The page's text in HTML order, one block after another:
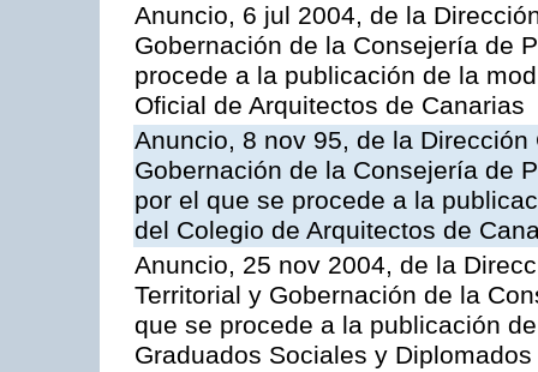
Anuncio, 6 jul 2004, de la
Gobernación de la Consejería de
procede a la publicación de la
Oficial de Arquitectos de Canarias
Anuncio, 8 nov 95, de la
Gobernación de la Consejería de
por el que se procede a la
del Colegio de Arquitectos de
Anuncio, 25 nov 2004, de la
Territorial y Gobernación de la
que se procede a la publicación
Graduados Sociales y